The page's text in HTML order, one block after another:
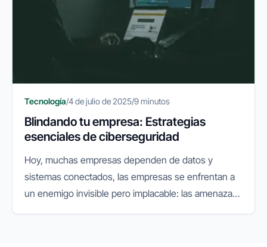
Tecnología/4 de julio de 2025/9 minutos
Blindando tu empresa: Estrategias
esenciales de ciberseguridad
Hoy, muchas empresas dependen de datos y
sistemas conectados, las empresas se enfrentan a
un enemigo invisible pero implacable: las amenazas